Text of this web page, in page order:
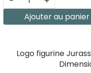
Ajouter au panier
Logo figurine